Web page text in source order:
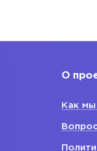
О
Как